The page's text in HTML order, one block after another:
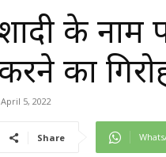
के
का
April 5, 2022
Share